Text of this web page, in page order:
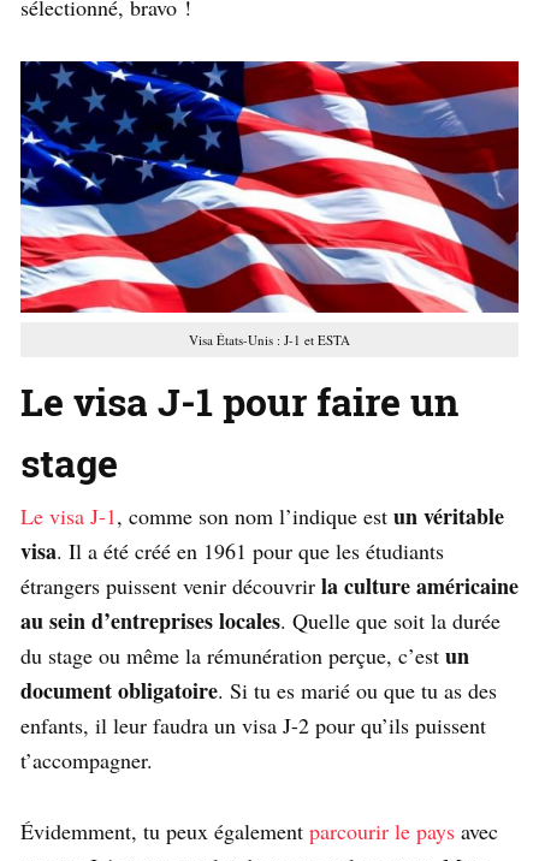
sélectionné, bravo !
Visa États-Unis : J-1 et ESTA
Le visa J-1 pour faire un
stage
Le visa J-1, comme son nom l’indique est un véritable
visa. Il a été créé en 1961 pour que les étudiants
étrangers puissent venir découvrir la culture américaine
au sein d’entreprises locales. Quelle que soit la durée
du stage ou même la rémunération perçue, c’est un
document obligatoire. Si tu es marié ou que tu as des
enfants, il leur faudra un visa J-2 pour qu’ils puissent
t’accompagner.
Évidemment, tu peux également parcourir le pays avec